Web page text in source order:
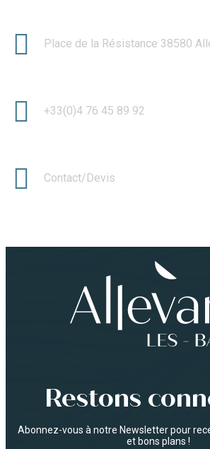
Place de la Résistance 38580
+33(0)4 76 45 89 92
Contact/Devis
Restons
Abonnez-vous à notre Newsletter pour
et bons plans !